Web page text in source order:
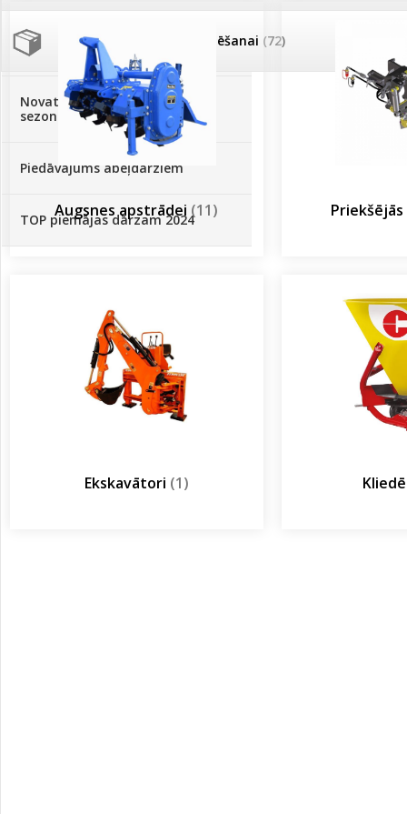
Palīglīdzekļi augu audzēšanai (72)
Klientu Diena
Novatec - izcils mēslošanai arī
sezonas otrajā pusē!
Piedāvājums ābeļdārziem
TOP piemājas dārzam 2024
Augsnes apstrādei (11)
Ekskavātori (1)